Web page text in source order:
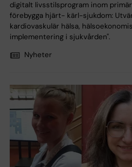
digitalt livsstilsprogram inom
förebygga hjärt- kärl-sjukdom:
kardiovaskulär hälsa,
implementering i sjukvården".
Nyheter